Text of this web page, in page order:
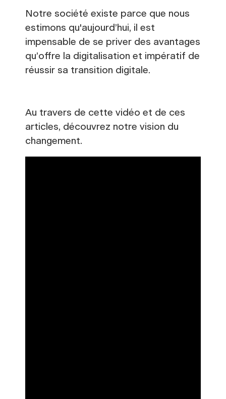
Notre société existe parce que nous
estimons qu'aujourd’hui, il est
impensable de se priver des avantages
qu’offre la digitalisation et impératif de
réussir sa transition digitale.
Au travers de cette vidéo et de ces
articles, découvrez notre vision du
changement.